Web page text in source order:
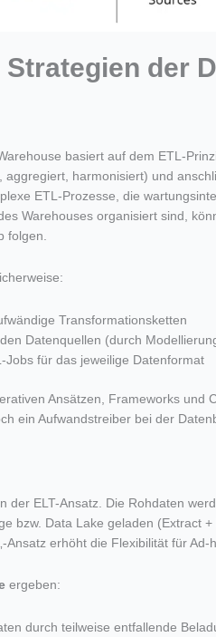
der
basiert auf dem ETL-
harmonisiert) und
ETL-Prozesse, die
Warehouses organisiert sind
folgen
Transformationsketten
Datenquellen (durch
für das jeweilige Datenformat
Ansätzen Frameworks und
ein Aufwandstreiber bei der
der ELT-Ansatz . Die Rohdaten
bzw. Data Lake geladen (Extract
„-Ansatz erhöht die Flexibilität für
ergeben:
durch teilweise entfallende